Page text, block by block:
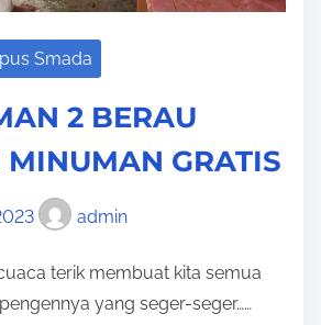
A
K
I
I
B
E
R
A
Smada
2 BERAU
MINUMAN GRATIS
admin
terik membuat kita semua
yang seger-seger……